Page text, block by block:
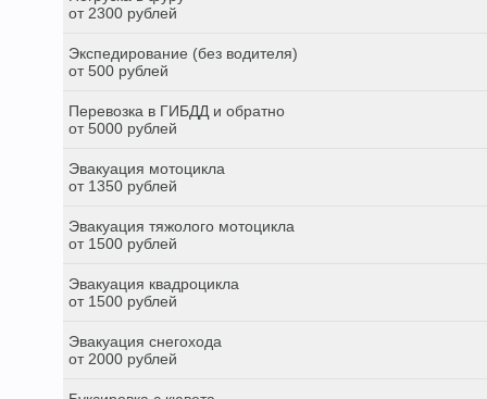
от 2300 рублей
Экспедирование (без водителя)
от 500 рублей
Перевозка в ГИБДД и обратно
от 5000 рублей
Эвакуация мотоцикла
от 1350 рублей
Эвакуация тяжолого мотоцикла
от 1500 рублей
Эвакуация квадроцикла
от 1500 рублей
Эвакуация снегохода
от 2000 рублей